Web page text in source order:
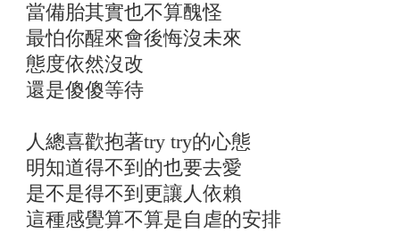
當備胎其實也不算醜怪
最怕你醒來會後悔沒未來
態度依然沒改
還是傻傻等待
人總喜歡抱著try try的心態
明知道得不到的也要去愛
是不是得不到更讓人依賴
這種感覺算不算是自虐的安排